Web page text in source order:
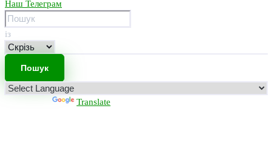
Наш Телеграм
із
Translate